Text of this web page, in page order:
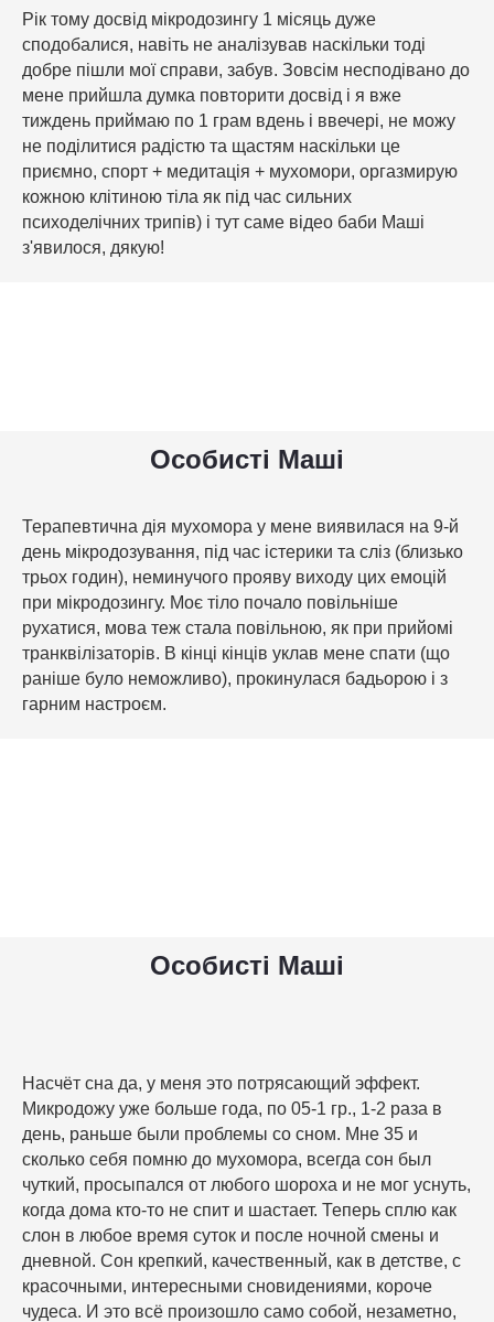
Рік тому досвід мікродозингу 1 місяць дуже
сподобалися, навіть не аналізував наскільки тоді
добре пішли мої справи, забув. Зовсім несподівано до
мене прийшла думка повторити досвід і я вже
тиждень приймаю по 1 грам вдень і ввечері, не можу
не поділитися радістю та щастям наскільки це
приємно, спорт + медитація + мухомори, оргазмирую
кожною клітиною тіла як під час сильних
психоделічних трипів) і тут саме відео баби Маші
з'явилося, дякую!
Особисті Маші
Терапевтична дія мухомора у мене виявилася на 9-й
день мікродозування, під час істерики та сліз (близько
трьох годин), неминучого прояву виходу цих емоцій
при мікродозингу. Моє тіло почало повільніше
рухатися, мова теж стала повільною, як при прийомі
транквілізаторів. В кінці кінців уклав мене спати (що
раніше було неможливо), прокинулася бадьорою і з
гарним настроєм.
Особисті Маші
Насчёт сна да, у меня это потрясающий эффект.
Микродожу уже больше года, по 05-1 гр., 1-2 раза в
день, раньше были проблемы со сном. Мне 35 и
сколько себя помню до мухомора, всегда сон был
чуткий, просыпался от любого шороха и не мог уснуть,
когда дома кто-то не спит и шастает. Теперь сплю как
слон в любое время суток и после ночной смены и
дневной. Сон крепкий, качественный, как в детстве, с
красочными, интересными сновидениями, короче
чудеса. И это всё произошло само собой, незаметно,